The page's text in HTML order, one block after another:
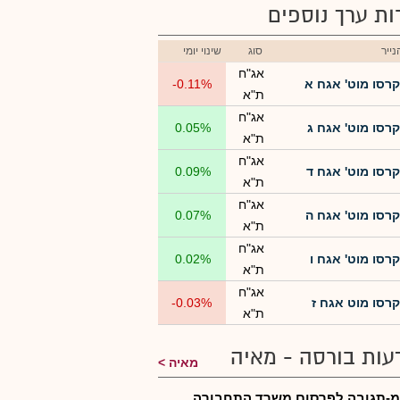
ערך נוספים
סוג שינוי יומי
קרסו מוט' אגח א
אג"ח
ת"א
-0.11%
קרסו מוט' אגח ג
אג"ח
ת"א
0.05%
קרסו מוט' אגח ד
אג"ח
ת"א
0.09%
קרסו מוט' אגח ה
אג"ח
ת"א
0.07%
קרסו מוט' אגח ו
אג"ח
ת"א
0.02%
קרסו מוט אגח ז
אג"ח
ת"א
-0.03%
בורסה - מאיה מאיה